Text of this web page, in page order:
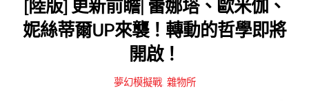
[陸版] 更新前瞻| 蕾娜塔、歐米伽、
妮絲蒂爾UP來襲！轉動的哲學即將
開啟！
夢幻模擬戰, 雜物所